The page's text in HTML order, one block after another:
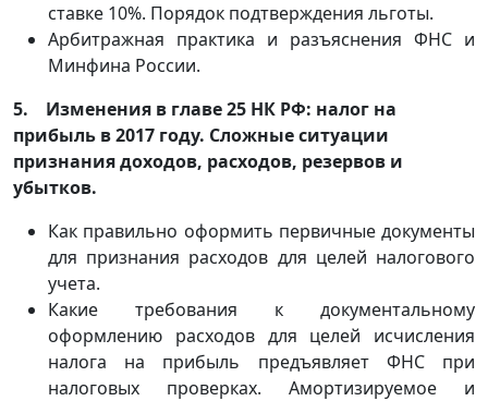
ставке 10%. Порядок подтверждения льготы.
Арбитражная практика и разъяснения ФНС и
Минфина России.
5. Изменения в главе 25 НК РФ: налог на
прибыль в 2017 году. Сложные ситуации
признания доходов, расходов, резервов и
убытков.
Как правильно оформить первичные документы
для признания расходов для целей налогового
учета.
Какие требования к документальному
оформлению расходов для целей исчисления
налога на прибыль предъявляет ФНС при
налоговых проверках. Амортизируемое и